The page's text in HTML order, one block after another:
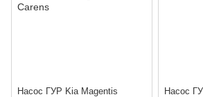
Насос ГУР Kia Magentis
Насос